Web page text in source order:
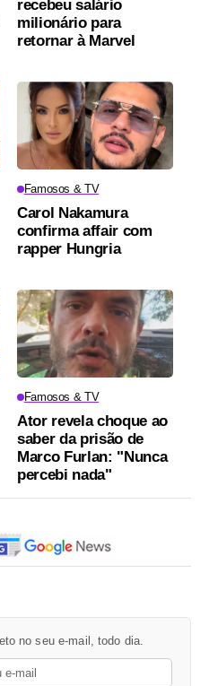
recebeu salário
milionário para
retornar à Marvel
Famosos & TV
Carol Nakamura
confirma affair com
rapper Hungria
Famosos & TV
Ator revela choque ao
saber da prisão de
Marco Furlan: "Nunca
percebi nada"
no seu e-mail, todo dia.